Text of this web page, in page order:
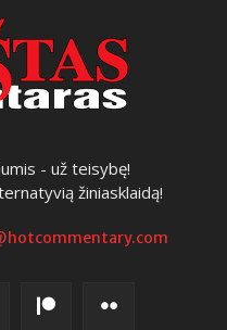
- už teisybę!
žiniasklaidą!